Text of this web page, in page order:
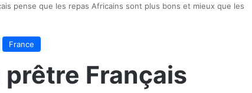
pense que les repas Africains sont plus bons et mieux que les
France
Français